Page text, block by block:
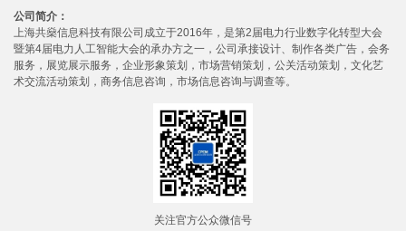
公司简介：
上海共燊信息科技有限公司成立于2016年，是第2届电力行业数字化转型大会
暨第4届电力人工智能大会的承办方之一，公司承接设计、制作各类广告，会务
服务，展览展示服务，企业形象策划，市场营销策划，公关活动策划，文化艺
术交流活动策划，商务信息咨询，市场信息咨询与调查等。
关注官方公众微信号